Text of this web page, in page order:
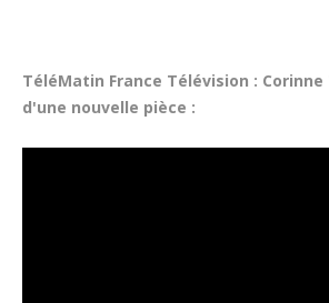
TéléMatin France Télévision :
d'une nouvelle pièce :